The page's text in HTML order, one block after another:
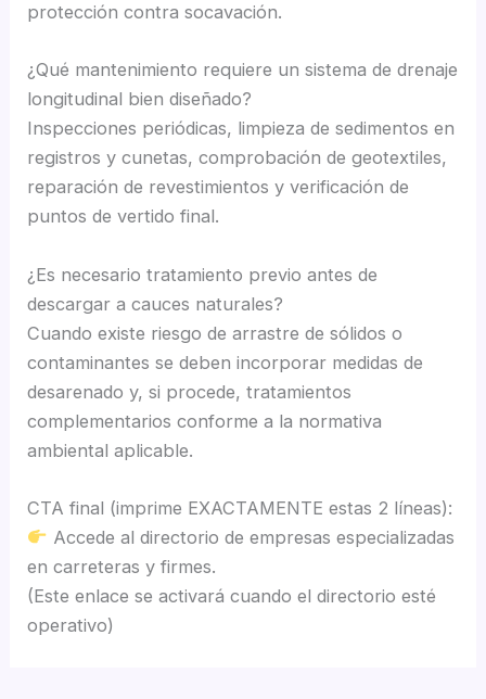
protección contra socavación.
¿Qué mantenimiento requiere un sistema de drenaje
longitudinal bien diseñado?
Inspecciones periódicas, limpieza de sedimentos en
registros y cunetas, comprobación de geotextiles,
reparación de revestimientos y verificación de
puntos de vertido final.
¿Es necesario tratamiento previo antes de
descargar a cauces naturales?
Cuando existe riesgo de arrastre de sólidos o
contaminantes se deben incorporar medidas de
desarenado y, si procede, tratamientos
complementarios conforme a la normativa
ambiental aplicable.
CTA final (imprime EXACTAMENTE estas 2 líneas):
Accede al directorio de empresas especializadas
en carreteras y firmes.
(Este enlace se activará cuando el directorio esté
operativo)